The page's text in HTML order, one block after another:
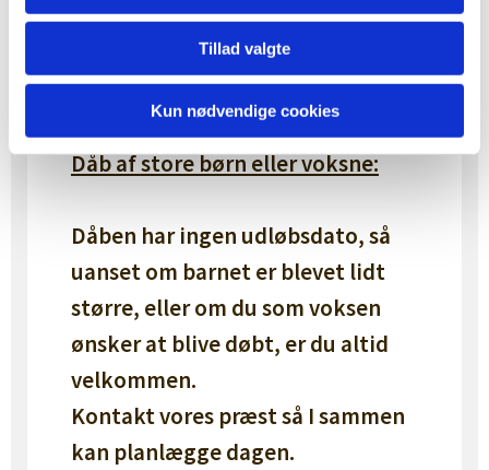
Tillad valgte
Kun nødvendige cookies
har nået konfirmationsalderen.
Gudmor og gudfar tæller med i
antallet, og barnets mor eller far
kan også sagtens stå fadder.
Dåb af store børn eller voksne:
Dåben har ingen udløbsdato, så
uanset om barnet er blevet lidt
større, eller om du som voksen
ønsker at blive døbt, er du altid
velkommen.
Kontakt vores præst så I sammen
kan planlægge dagen.